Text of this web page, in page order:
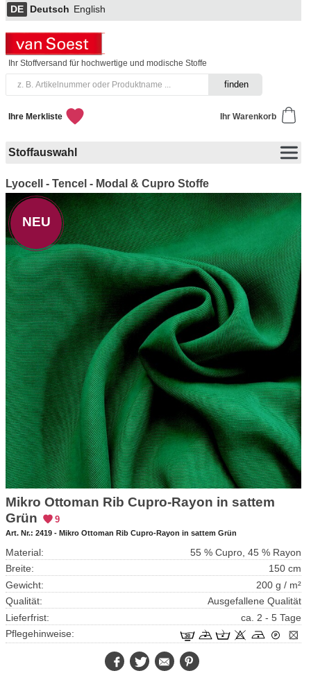
DE Deutsch English
Ihr Stoffversand für hochwertige und modische Stoffe
Ihr Warenkorb
Ihre Merkliste
Stoffauswahl
Lyocell - Tencel - Modal & Cupro Stoffe
NEU
Mikro Ottoman Rib Cupro-Rayon in sattem
Grün
9
Art. Nr.: 2419 - Mikro Ottoman Rib Cupro-Rayon in sattem Grün
Material:
55 % Cupro, 45 % Rayon
Breite:
150 cm
Gewicht:
200 g / m²
Qualität:
Ausgefallene Qualität
Lieferfrist:
ca. 2 - 5 Tage
Pflegehinweise:
FacebookTwitter E-
Mail